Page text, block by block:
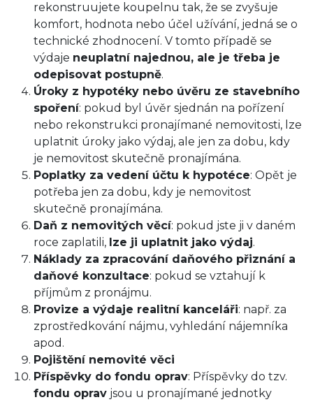
rekonstruujete koupelnu tak, že se zvyšuje
komfort, hodnota nebo účel užívání, jedná se o
technické zhodnocení. V tomto případě se
výdaje neuplatní najednou, ale je třeba je
odepisovat postupně.
Úroky z hypotéky nebo úvěru ze stavebního
spoření: pokud byl úvěr sjednán na pořízení
nebo rekonstrukci pronajímané nemovitosti, lze
uplatnit úroky jako výdaj, ale jen za dobu, kdy
je nemovitost skutečně pronajímána.
Poplatky za vedení účtu k hypotéce: Opět je
potřeba jen za dobu, kdy je nemovitost
skutečně pronajímána.
Daň z nemovitých věcí: pokud jste ji v daném
roce zaplatili, lze ji uplatnit jako výdaj.
Náklady za zpracování daňového přiznání a
daňové konzultace: pokud se vztahují k
příjmům z pronájmu.
Provize a výdaje realitní kanceláři: např. za
zprostředkování nájmu, vyhledání nájemníka
apod.
Pojištění nemovité věci
Příspěvky do fondu oprav: Příspěvky do tzv.
fondu oprav jsou u pronajímané jednotky